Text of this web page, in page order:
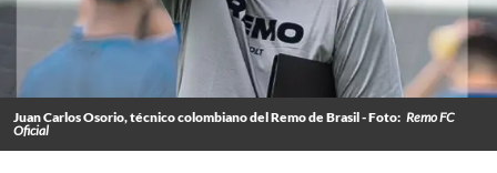
Juan Carlos Osorio, técnico colombiano del Remo de Brasil - Foto: Remo FC
Oficial